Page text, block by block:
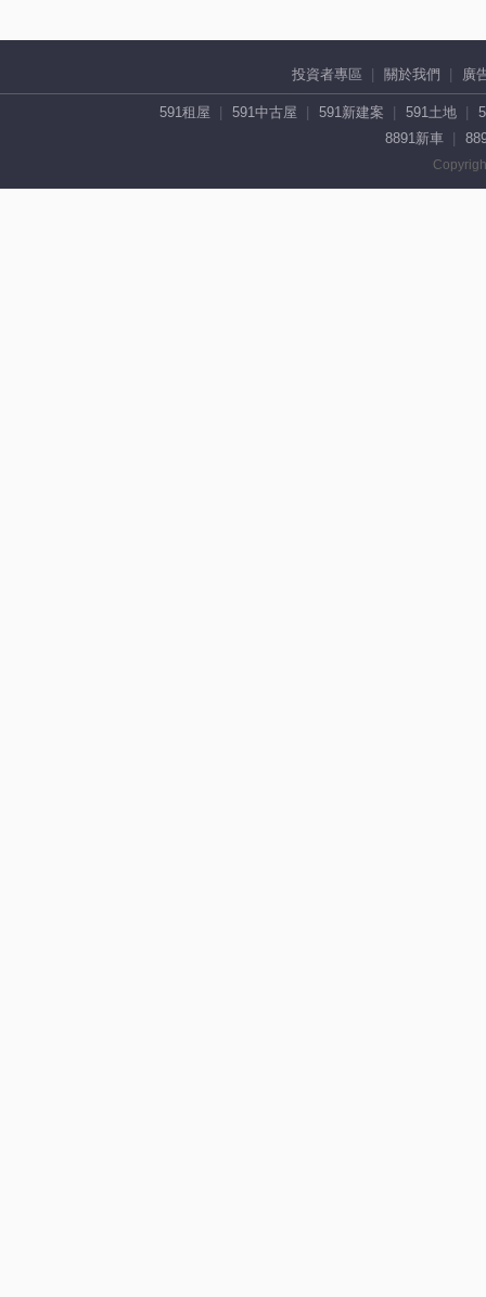
投資者專區 關於我們 廣
591租屋 591中古屋 591新建案 591土地
8891新車